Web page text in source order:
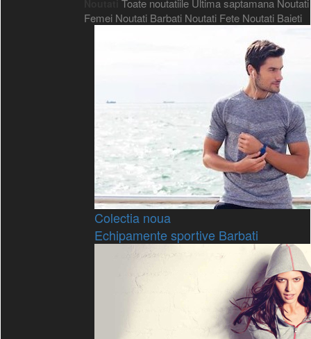
Toate noutatiile Ultima saptamana Noutati
Femei Noutati Barbati Noutati Fete Noutati Baieti
Colectia noua
Echipamente sportive Barbati